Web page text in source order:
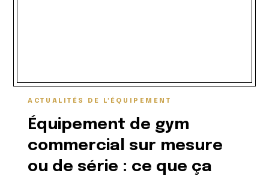
ACTUALITÉS DE L'ÉQUIPEMENT
Équipement de gym
commercial sur mesure
ou de série : ce que ça